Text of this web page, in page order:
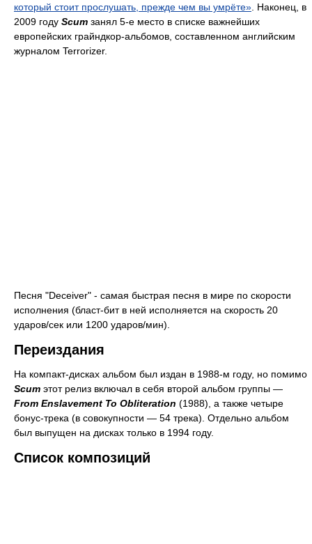
который стоит прослушать, прежде чем вы умрёте» . Наконец, в
2009 году Scum занял 5-е место в списке важнейших
европейских грайндкор-альбомов, составленном английским
журналом Terrorizer.
Песня "Deceiver" - самая быстрая песня в мире по скорости
исполнения (бласт-бит в ней исполняется на скорость 20
ударов/сек или 1200 ударов/мин).
Переиздания
На компакт-дисках альбом был издан в 1988-м году, но помимо
Scum этот релиз включал в себя второй альбом группы —
From Enslavement To Obliteration (1988), а также четыре
бонуc-трека (в совокупности — 54 трека). Отдельно альбом
был выпущен на дисках только в 1994 году.
Список композиций